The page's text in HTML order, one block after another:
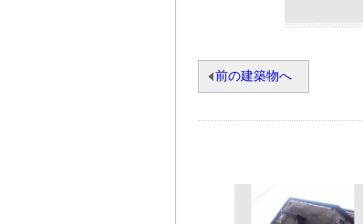
前の建築物へ